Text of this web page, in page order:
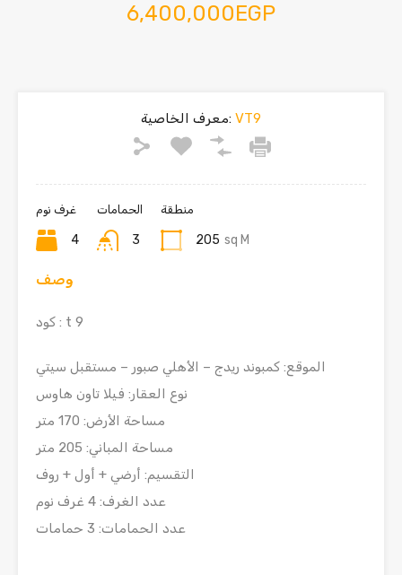
6,400,000EGP
معرف الخاصية: VT9
غرف نوم
4
الحمامات
3
منطقة
205 sq M
وصف
كود : t 9
الموقع: كمبوند ريدج – الأهلي صبور – مستقبل سيتي
نوع العقار: فيلا تاون هاوس
مساحة الأرض: 170 متر
مساحة المباني: 205 متر
التقسيم: أرضي + أول + روف
عدد الغرف: 4 غرف نوم
عدد الحمامات: 3 حمامات